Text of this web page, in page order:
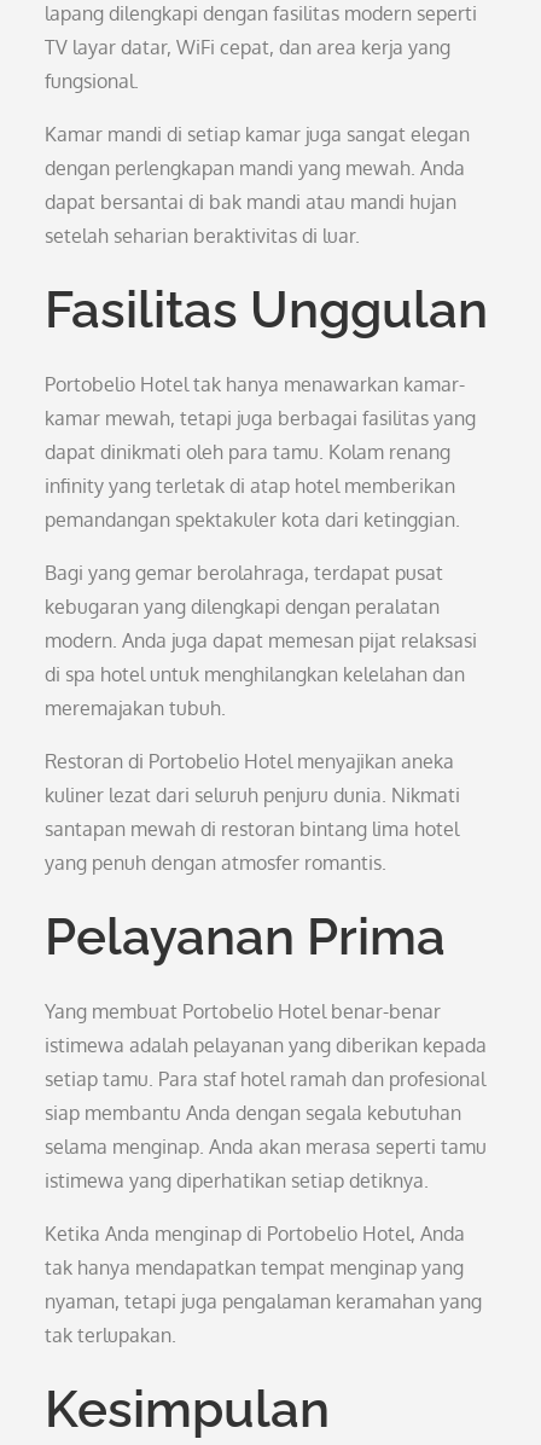
lapang dilengkapi dengan fasilitas modern seperti
TV layar datar, WiFi cepat, dan area kerja yang
fungsional.
Kamar mandi di setiap kamar juga sangat elegan
dengan perlengkapan mandi yang mewah. Anda
dapat bersantai di bak mandi atau mandi hujan
setelah seharian beraktivitas di luar.
Fasilitas Unggulan
Portobelio Hotel tak hanya menawarkan kamar-
kamar mewah, tetapi juga berbagai fasilitas yang
dapat dinikmati oleh para tamu. Kolam renang
infinity yang terletak di atap hotel memberikan
pemandangan spektakuler kota dari ketinggian.
Bagi yang gemar berolahraga, terdapat pusat
kebugaran yang dilengkapi dengan peralatan
modern. Anda juga dapat memesan pijat relaksasi
di spa hotel untuk menghilangkan kelelahan dan
meremajakan tubuh.
Restoran di Portobelio Hotel menyajikan aneka
kuliner lezat dari seluruh penjuru dunia. Nikmati
santapan mewah di restoran bintang lima hotel
yang penuh dengan atmosfer romantis.
Pelayanan Prima
Yang membuat Portobelio Hotel benar-benar
istimewa adalah pelayanan yang diberikan kepada
setiap tamu. Para staf hotel ramah dan profesional
siap membantu Anda dengan segala kebutuhan
selama menginap. Anda akan merasa seperti tamu
istimewa yang diperhatikan setiap detiknya.
Ketika Anda menginap di Portobelio Hotel, Anda
tak hanya mendapatkan tempat menginap yang
nyaman, tetapi juga pengalaman keramahan yang
tak terlupakan.
Kesimpulan